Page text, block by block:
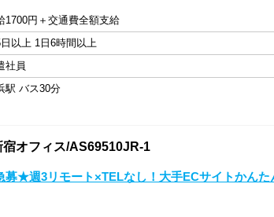
1700円＋交通費全額支給
以上 1日6時間以上
社員
駅 バス30分
オフィス/AS69510JR-1
募★週3リモート×TELなし！大手ECサイトかんた